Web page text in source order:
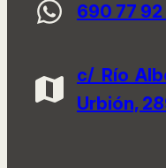
690 77 92
c/ Río
Urbión,